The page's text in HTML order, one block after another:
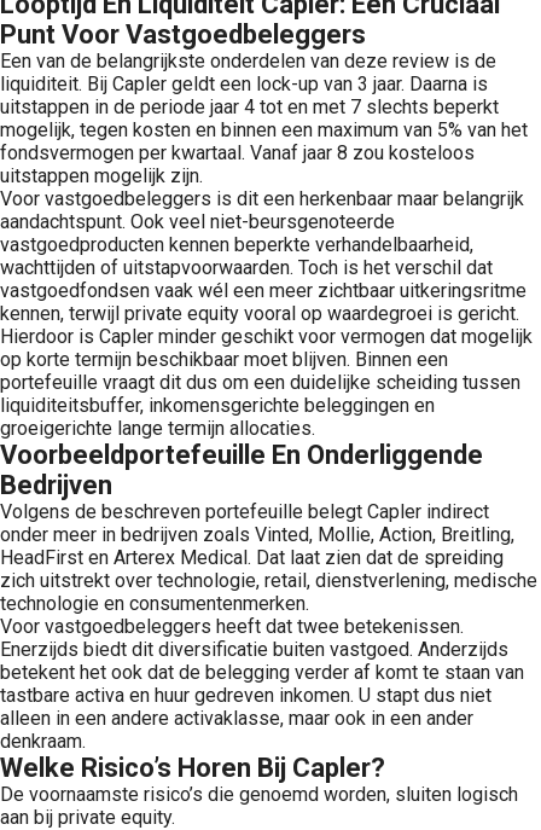
Punt Voor Vastgoedbeleggers
Een van de belangrijkste onderdelen van deze review is de
liquiditeit. Bij Capler geldt een lock-up van 3 jaar. Daarna is
uitstappen in de periode jaar 4 tot en met 7 slechts beperkt
mogelijk, tegen kosten en binnen een maximum van 5% van het
fondsvermogen per kwartaal. Vanaf jaar 8 zou kosteloos
uitstappen mogelijk zijn.
Voor vastgoedbeleggers is dit een herkenbaar maar belangrijk
aandachtspunt. Ook veel niet-beursgenoteerde
vastgoedproducten kennen beperkte verhandelbaarheid,
wachttijden of uitstapvoorwaarden. Toch is het verschil dat
vastgoedfondsen vaak wél een meer zichtbaar uitkeringsritme
kennen, terwijl private equity vooral op waardegroei is gericht.
Hierdoor is Capler minder geschikt voor vermogen dat mogelijk
op korte termijn beschikbaar moet blijven. Binnen een
portefeuille vraagt dit dus om een duidelijke scheiding tussen
liquiditeitsbuffer, inkomensgerichte beleggingen en
groeigerichte lange termijn allocaties.
Voorbeeldportefeuille En Onderliggende
Bedrijven
Volgens de beschreven portefeuille belegt Capler indirect
onder meer in bedrijven zoals Vinted, Mollie, Action, Breitling,
HeadFirst en Arterex Medical. Dat laat zien dat de spreiding
zich uitstrekt over technologie, retail, dienstverlening, medische
technologie en consumentenmerken.
Voor vastgoedbeleggers heeft dat twee betekenissen.
Enerzijds biedt dit diversificatie buiten vastgoed. Anderzijds
betekent het ook dat de belegging verder af komt te staan van
tastbare activa en huur gedreven inkomen. U stapt dus niet
alleen in een andere activaklasse, maar ook in een ander
denkraam.
Welke Risico’s Horen Bij Capler?
De voornaamste risico’s die genoemd worden, sluiten logisch
aan bij private equity.